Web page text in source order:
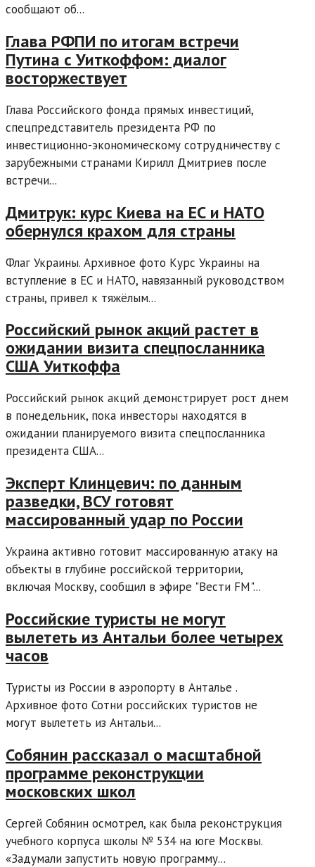
сообщают об...
Глава РФПИ по итогам встречи
Путина с Уиткоффом: диалог
восторжествует
Глава Российского фонда прямых инвестиций,
спецпредставитель президента РФ по
инвестиционно-экономическому сотрудничеству с
зарубежными странами Кирилл Дмитриев после
встречи...
Дмитрук: курс Киева на ЕС и НАТО
обернулся крахом для страны
Флаг Украины. Архивное фото Курс Украины на
вступление в ЕС и НАТО, навязанный руководством
страны, привел к тяжёлым...
Российский рынок акций растет в
ожидании визита спецпосланника
США Уиткоффа
Российский рынок акций демонстрирует рост днем
в понедельник, пока инвесторы находятся в
ожидании планируемого визита спецпосланника
президента США...
Эксперт Клинцевич: по данным
разведки, ВСУ готовят
массированный удар по России
Украина активно готовит массированную атаку на
объекты в глубине российской территории,
включая Москву, сообщил в эфире "Вести FM"...
Российские туристы не могут
вылететь из Антальи более четырех
часов
Туристы из России в аэропорту в Анталье .
Архивное фото Сотни российских туристов не
могут вылететь из Антальи...
Собянин рассказал о масштабной
программе реконструкции
московских школ
Сергей Собянин осмотрел, как была реконструкция
учебного корпуса школы № 534 на юге Москвы.
«Задумали запустить новую программу...